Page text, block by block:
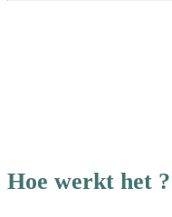
Hoe werkt het ?